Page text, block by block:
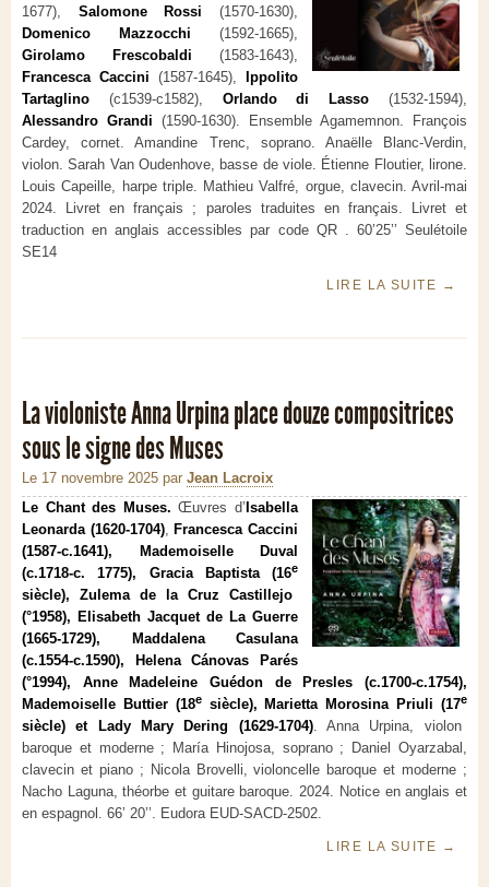
1677), Salomone Rossi (1570-1630),
Domenico Mazzocchi (1592-1665),
Girolamo Frescobaldi (1583-1643),
Francesca Caccini (1587-1645),
Ippolito
Tartaglino (c1539-c1582), Orlando di Lasso (1532-1594),
Alessandro Grandi (1590-1630). Ensemble Agamemnon. François
Cardey, cornet. Amandine Trenc, soprano. Anaëlle Blanc-Verdin,
violon. Sarah Van Oudenhove, basse de viole. Étienne Floutier, lirone.
Louis Capeille, harpe triple. Mathieu Valfré, orgue, clavecin. Avril-mai
2024. Livret en français ; paroles traduites en français. Livret et
traduction en anglais accessibles par code QR . 60’25’’ Seulétoile
SE14
LIRE LA SUITE →
La violoniste Anna Urpina place douze compositrices
sous le signe des Muses
Le 17 novembre 2025 par Jean Lacroix
Le Chant des Muses. Œuvres d’ Isabella
Leonarda (1620-1704), Francesca Caccini
(1587-c.1641), Mademoiselle Duval
(c.1718-c. 1775), Gracia Baptista (16e
siècle), Zulema de la Cruz Castillejo
(°1958), Elisabeth Jacquet de La Guerre
(1665-1729), Maddalena Casulana
(c.1554-c.1590), Helena Cánovas Parés
(°1994), Anne Madeleine Guédon de Presles (c.1700-c.1754),
Mademoiselle Buttier (18esiècle), Marietta Morosina Priuli (17e
siècle) et Lady Mary Dering (1629-1704). Anna Urpina, violon
baroque et moderne ; María Hinojosa, soprano ; Daniel Oyarzabal,
clavecin et piano ; Nicola Brovelli, violoncelle baroque et moderne ;
Nacho Laguna, théorbe et guitare baroque. 2024. Notice en anglais et
en espagnol. 66’ 20’’. Eudora EUD-SACD-2502.
LIRE LA SUITE →